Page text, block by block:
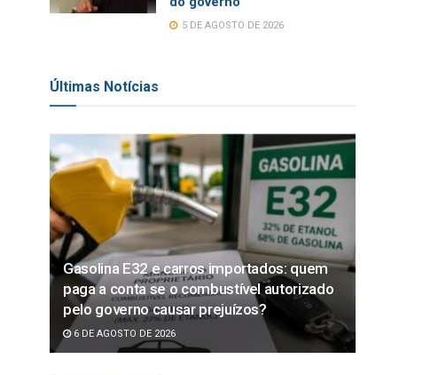
5 DE AGOSTO DE 2026
Últimas Notícias
Gasolina E32 e carros importados: quem
paga a conta se o combustível autorizado
pelo governo causar prejuízos?
6 DE AGOSTO DE 2026